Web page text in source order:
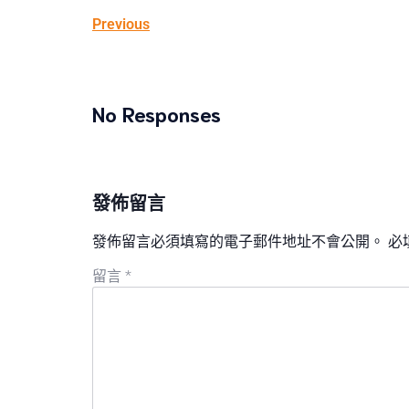
Previous
No Responses
發佈留言
發佈留言必須填寫的電子郵件地址不會公開。 必
留言 *